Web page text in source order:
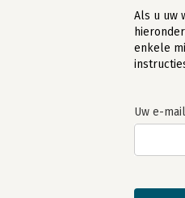
Als u uw
enkele
Uw e-